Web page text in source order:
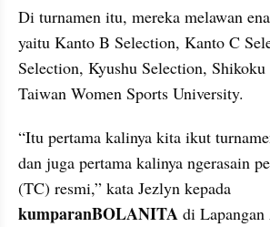
Di turnamen itu, mereka melawan
yaitu Kanto B Selection, Kanto C
Selection, Kyushu Selection,
Taiwan Women Sports University.
“Itu pertama kalinya kita ikut
dan juga pertama kalinya ngerasain
kumparanBOLANITA di